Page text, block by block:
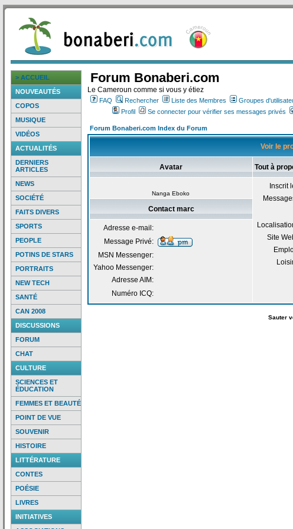
> ACCUEIL
NOUVEAUTÉS
COPOS
MUSIQUE
VIDÉOS
ACTUALITÉS
DERNIERS
ARTICLES
NEWS
SOCIÉTÉ
FAITS DIVERS
SPORTS
PEOPLE
POTINS DE STARS
PORTRAITS
NEW TECH
SANTÉ
CAN 2008
DISCUSSIONS
FORUM
CHAT
CULTURE
SCIENCES ET
ÉDUCATION
FEMMES ET BEAUTÉ
POINT DE VUE
SOUVENIR
HISTOIRE
LITTÉRATURE
CONTES
POÉSIE
LIVRES
INITIATIVES
Forum Bonaberi.com
Le Cameroun comme si vous y étiez
FAQ Rechercher Liste des Membres Groupes
Profil
Se connecter pour vérifier ses messages privés
Forum Bonaberi.com Index du Forum
Voir le
Avatar Tout à
Nanga Eboko
Inscrit
Site
Contact marc
Adresse e-mail:
Message Privé:
MSN Messenger:
Yahoo Messenger:
Adresse AIM:
Numéro ICQ:
Sauter